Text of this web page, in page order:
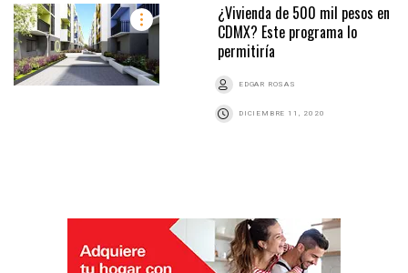
¿Vivienda de 500 mil pesos en
CDMX? Este programa lo
permitiría
EDGAR ROSAS
DICIEMBRE 11, 2020